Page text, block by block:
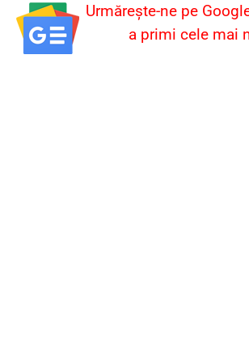
Urmărește-ne pe
a primi cele mai